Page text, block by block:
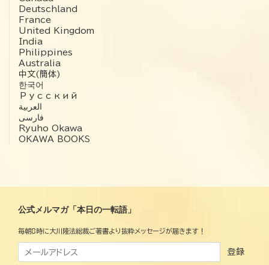
Deutschland
France
United Kingdom
India
Philippines
Australia
中文(簡体)
한국어
Русский
العربية‏
فارسی
Ryuho Okawa
OKAWA BOOKS
公式メルマガ「本日の一転語」
毎朝8時に大川隆法総裁ご著書より抜粋メッセージが届きます！
登録